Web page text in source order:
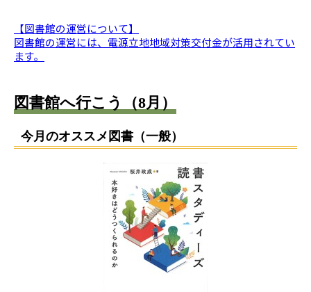
【図書館の運営について】
図書館の運営には、電源立地地域対策交付金が活用されてい
ます。
図書館へ行こう（8月）
今月のオススメ図書（一般）